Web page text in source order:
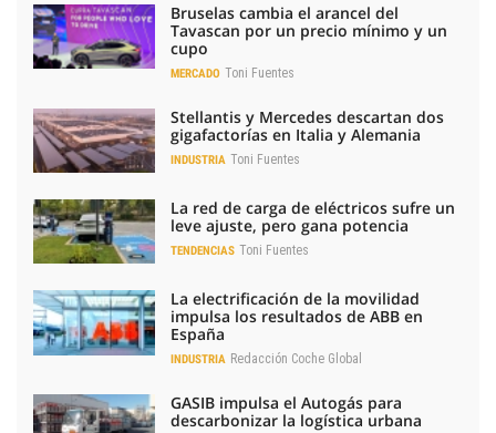
Bruselas cambia el arancel del
Tavascan por un precio mínimo y un
cupo
MERCADO Toni Fuentes
Stellantis y Mercedes descartan dos
gigafactorías en Italia y Alemania
INDUSTRIA Toni Fuentes
La red de carga de eléctricos sufre un
leve ajuste, pero gana potencia
TENDENCIAS Toni Fuentes
La electrificación de la movilidad
impulsa los resultados de ABB en
España
INDUSTRIA Redacción Coche Global
GASIB impulsa el Autogás para
descarbonizar la logística urbana